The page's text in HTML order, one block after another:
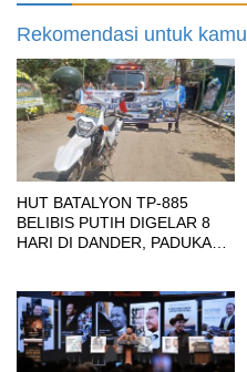
Rekomendasi untuk kamu
HUT BATALYON TP-885
BELIBIS PUTIH DIGELAR 8
HARI DI DANDER, PADUKAN
SOSIAL